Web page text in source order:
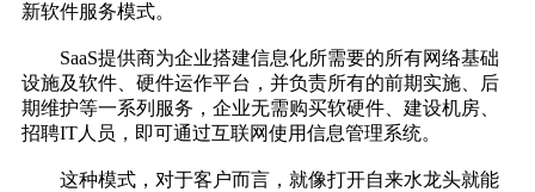
新软件服务模式。
SaaS提供商为企业搭建信息化所需要的所有网络基础
设施及软件、硬件运作平台，并负责所有的前期实施、后
期维护等一系列服务，企业无需购买软硬件、建设机房、
招聘IT人员，即可通过互联网使用信息管理系统。
这种模式，对于客户而言，就像打开自来水龙头就能